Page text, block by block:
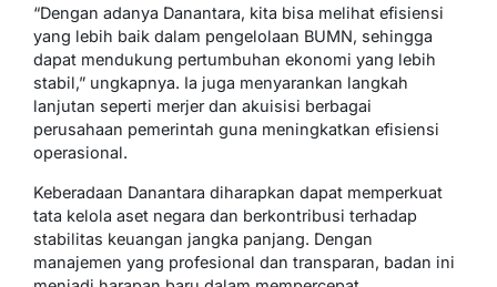
“Dengan adanya Danantara, kita bisa melihat efisiensi
yang lebih baik dalam pengelolaan BUMN, sehingga
dapat mendukung pertumbuhan ekonomi yang lebih
stabil,” ungkapnya. Ia juga menyarankan langkah
lanjutan seperti merjer dan akuisisi berbagai
perusahaan pemerintah guna meningkatkan efisiensi
operasional.
Keberadaan Danantara diharapkan dapat memperkuat
tata kelola aset negara dan berkontribusi terhadap
stabilitas keuangan jangka panjang. Dengan
manajemen yang profesional dan transparan, badan ini